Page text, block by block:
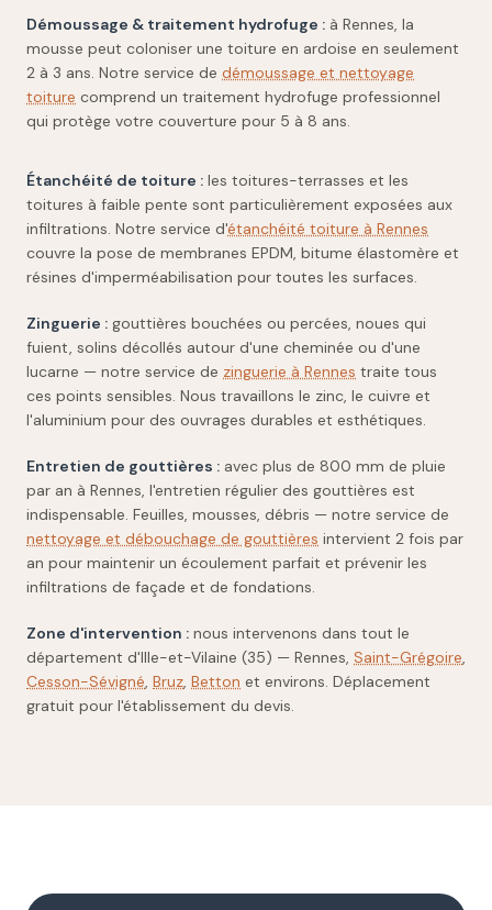
Démoussage & traitement hydrofuge : à Rennes, la
mousse peut coloniser une toiture en ardoise en seulement
2 à 3 ans. Notre service de démoussage et nettoyage
toiture comprend un traitement hydrofuge professionnel
qui protège votre couverture pour 5 à 8 ans.
Étanchéité de toiture : les toitures-terrasses et les
toitures à faible pente sont particulièrement exposées aux
infiltrations. Notre service d'étanchéité toiture à Rennes
couvre la pose de membranes EPDM, bitume élastomère et
résines d'imperméabilisation pour toutes les surfaces.
Zinguerie : gouttières bouchées ou percées, noues qui
fuient, solins décollés autour d'une cheminée ou d'une
lucarne — notre service de zinguerie à Rennes traite tous
ces points sensibles. Nous travaillons le zinc, le cuivre et
l'aluminium pour des ouvrages durables et esthétiques.
Entretien de gouttières : avec plus de 800 mm de pluie
par an à Rennes, l'entretien régulier des gouttières est
indispensable. Feuilles, mousses, débris — notre service de
nettoyage et débouchage de gouttières intervient 2 fois par
an pour maintenir un écoulement parfait et prévenir les
infiltrations de façade et de fondations.
Zone d'intervention : nous intervenons dans tout le
département d'Ille-et-Vilaine (35) — Rennes, Saint-Grégoire,
Cesson-Sévigné, Bruz, Betton et environs. Déplacement
gratuit pour l'établissement du devis.